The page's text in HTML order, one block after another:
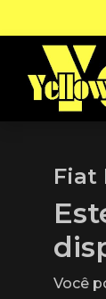
Fiat
Você